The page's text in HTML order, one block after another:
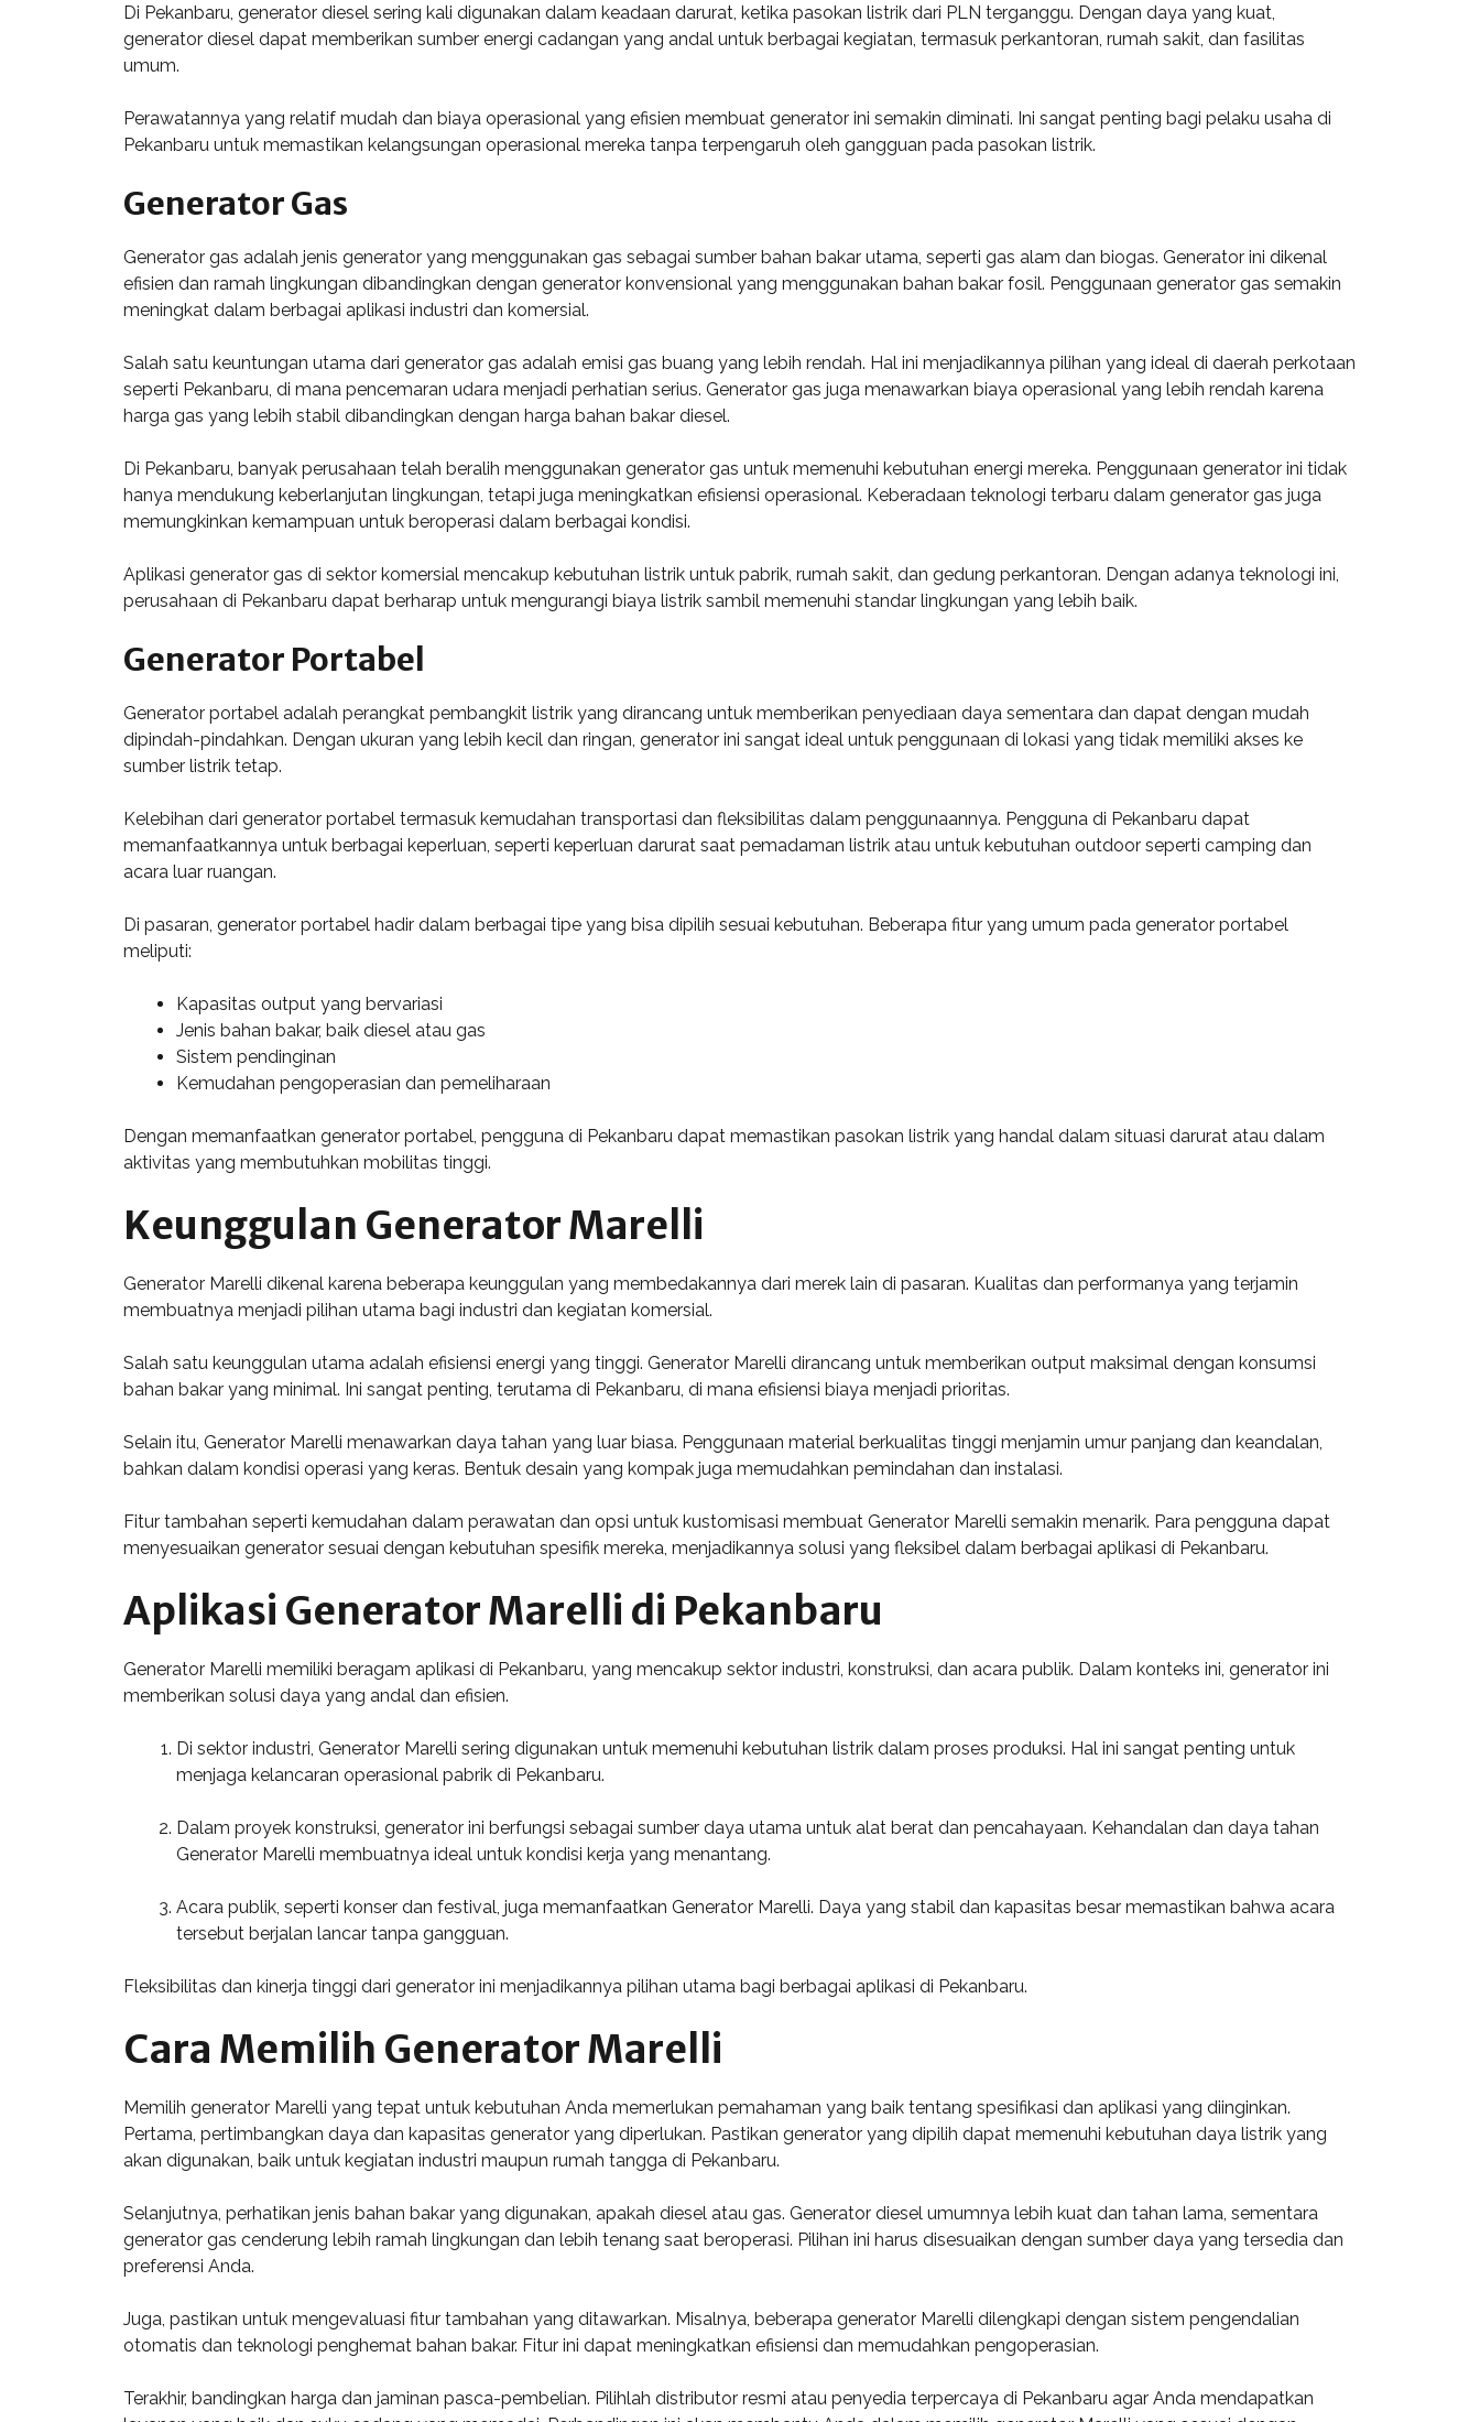
Di Pekanbaru, generator diesel sering kali digunakan dalam keadaan darurat, ketika pasokan listrik dari PLN terganggu. Dengan daya yang kuat,
generator diesel dapat memberikan sumber energi cadangan yang andal untuk berbagai kegiatan, termasuk perkantoran, rumah sakit, dan fasilitas
umum.
Perawatannya yang relatif mudah dan biaya operasional yang efisien membuat generator ini semakin diminati. Ini sangat penting bagi pelaku usaha di
Pekanbaru untuk memastikan kelangsungan operasional mereka tanpa terpengaruh oleh gangguan pada pasokan listrik.
Generator Gas
Generator gas adalah jenis generator yang menggunakan gas sebagai sumber bahan bakar utama, seperti gas alam dan biogas. Generator ini dikenal
efisien dan ramah lingkungan dibandingkan dengan generator konvensional yang menggunakan bahan bakar fosil. Penggunaan generator gas semakin
meningkat dalam berbagai aplikasi industri dan komersial.
Salah satu keuntungan utama dari generator gas adalah emisi gas buang yang lebih rendah. Hal ini menjadikannya pilihan yang ideal di daerah perkotaan
seperti Pekanbaru, di mana pencemaran udara menjadi perhatian serius. Generator gas juga menawarkan biaya operasional yang lebih rendah karena
harga gas yang lebih stabil dibandingkan dengan harga bahan bakar diesel.
Di Pekanbaru, banyak perusahaan telah beralih menggunakan generator gas untuk memenuhi kebutuhan energi mereka. Penggunaan generator ini tidak
hanya mendukung keberlanjutan lingkungan, tetapi juga meningkatkan efisiensi operasional. Keberadaan teknologi terbaru dalam generator gas juga
memungkinkan kemampuan untuk beroperasi dalam berbagai kondisi.
Aplikasi generator gas di sektor komersial mencakup kebutuhan listrik untuk pabrik, rumah sakit, dan gedung perkantoran. Dengan adanya teknologi ini,
perusahaan di Pekanbaru dapat berharap untuk mengurangi biaya listrik sambil memenuhi standar lingkungan yang lebih baik.
Generator Portabel
Generator portabel adalah perangkat pembangkit listrik yang dirancang untuk memberikan penyediaan daya sementara dan dapat dengan mudah
dipindah-pindahkan. Dengan ukuran yang lebih kecil dan ringan, generator ini sangat ideal untuk penggunaan di lokasi yang tidak memiliki akses ke
sumber listrik tetap.
Kelebihan dari generator portabel termasuk kemudahan transportasi dan fleksibilitas dalam penggunaannya. Pengguna di Pekanbaru dapat
memanfaatkannya untuk berbagai keperluan, seperti keperluan darurat saat pemadaman listrik atau untuk kebutuhan outdoor seperti camping dan
acara luar ruangan.
Di pasaran, generator portabel hadir dalam berbagai tipe yang bisa dipilih sesuai kebutuhan. Beberapa fitur yang umum pada generator portabel
meliputi:
Kapasitas output yang bervariasi
Jenis bahan bakar, baik diesel atau gas
Sistem pendinginan
Kemudahan pengoperasian dan pemeliharaan
Dengan memanfaatkan generator portabel, pengguna di Pekanbaru dapat memastikan pasokan listrik yang handal dalam situasi darurat atau dalam
aktivitas yang membutuhkan mobilitas tinggi.
Keunggulan Generator Marelli
Generator Marelli dikenal karena beberapa keunggulan yang membedakannya dari merek lain di pasaran. Kualitas dan performanya yang terjamin
membuatnya menjadi pilihan utama bagi industri dan kegiatan komersial.
Salah satu keunggulan utama adalah efisiensi energi yang tinggi. Generator Marelli dirancang untuk memberikan output maksimal dengan konsumsi
bahan bakar yang minimal. Ini sangat penting, terutama di Pekanbaru, di mana efisiensi biaya menjadi prioritas.
Selain itu, Generator Marelli menawarkan daya tahan yang luar biasa. Penggunaan material berkualitas tinggi menjamin umur panjang dan keandalan,
bahkan dalam kondisi operasi yang keras. Bentuk desain yang kompak juga memudahkan pemindahan dan instalasi.
Fitur tambahan seperti kemudahan dalam perawatan dan opsi untuk kustomisasi membuat Generator Marelli semakin menarik. Para pengguna dapat
menyesuaikan generator sesuai dengan kebutuhan spesifik mereka, menjadikannya solusi yang fleksibel dalam berbagai aplikasi di Pekanbaru.
Aplikasi Generator Marelli di Pekanbaru
Generator Marelli memiliki beragam aplikasi di Pekanbaru, yang mencakup sektor industri, konstruksi, dan acara publik. Dalam konteks ini, generator ini
memberikan solusi daya yang andal dan efisien.
Di sektor industri, Generator Marelli sering digunakan untuk memenuhi kebutuhan listrik dalam proses produksi. Hal ini sangat penting untuk
menjaga kelancaran operasional pabrik di Pekanbaru.
Dalam proyek konstruksi, generator ini berfungsi sebagai sumber daya utama untuk alat berat dan pencahayaan. Kehandalan dan daya tahan
Generator Marelli membuatnya ideal untuk kondisi kerja yang menantang.
Acara publik, seperti konser dan festival, juga memanfaatkan Generator Marelli. Daya yang stabil dan kapasitas besar memastikan bahwa acara
tersebut berjalan lancar tanpa gangguan.
Fleksibilitas dan kinerja tinggi dari generator ini menjadikannya pilihan utama bagi berbagai aplikasi di Pekanbaru.
Cara Memilih Generator Marelli
Memilih generator Marelli yang tepat untuk kebutuhan Anda memerlukan pemahaman yang baik tentang spesifikasi dan aplikasi yang diinginkan.
Pertama, pertimbangkan daya dan kapasitas generator yang diperlukan. Pastikan generator yang dipilih dapat memenuhi kebutuhan daya listrik yang
akan digunakan, baik untuk kegiatan industri maupun rumah tangga di Pekanbaru.
Selanjutnya, perhatikan jenis bahan bakar yang digunakan, apakah diesel atau gas. Generator diesel umumnya lebih kuat dan tahan lama, sementara
generator gas cenderung lebih ramah lingkungan dan lebih tenang saat beroperasi. Pilihan ini harus disesuaikan dengan sumber daya yang tersedia dan
preferensi Anda.
Juga, pastikan untuk mengevaluasi fitur tambahan yang ditawarkan. Misalnya, beberapa generator Marelli dilengkapi dengan sistem pengendalian
otomatis dan teknologi penghemat bahan bakar. Fitur ini dapat meningkatkan efisiensi dan memudahkan pengoperasian.
Terakhir, bandingkan harga dan jaminan pasca-pembelian. Pilihlah distributor resmi atau penyedia terpercaya di Pekanbaru agar Anda mendapatkan